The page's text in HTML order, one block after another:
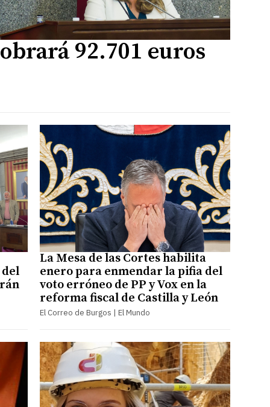
92.701 euros
La Mesa de las Cortes habilita
enero para enmendar la pifia del
voto erróneo de PP y Vox en la
reforma fiscal de Castilla y León
El Correo de Burgos | El Mundo